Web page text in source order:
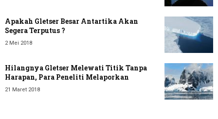
Apakah Gletser Besar Antartika Akan
Segera Terputus ?
2 Mei 2018
Hilangnya Gletser Melewati Titik Tanpa
Harapan, Para Peneliti Melaporkan
21 Maret 2018